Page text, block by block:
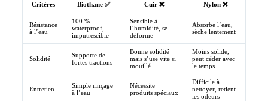
Critères Biothane ✅ Cuir ❌ Nylon ❌
Résistance
à l’eau
100 %
waterproof,
imputrescible
Sensible à
l’humidité, se
déforme
Absorbe l’eau,
sèche lentement
Solidité
Supporte de
fortes tractions
Bonne solidité
mais s’use vite si
mouillé
Moins solide,
peut céder avec
le temps
Entretien
Simple rinçage
à l’eau
Nécessite
produits spéciaux
Difficile à
nettoyer, retient
les odeurs